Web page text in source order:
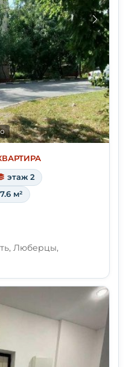
этаж 2
м²
Люберцы,